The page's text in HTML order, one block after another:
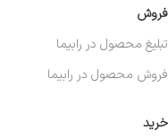
خرید
فروش
تبلیغ محصول در رابیما
فروش محصول در رابیما